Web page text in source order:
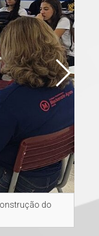
do
A